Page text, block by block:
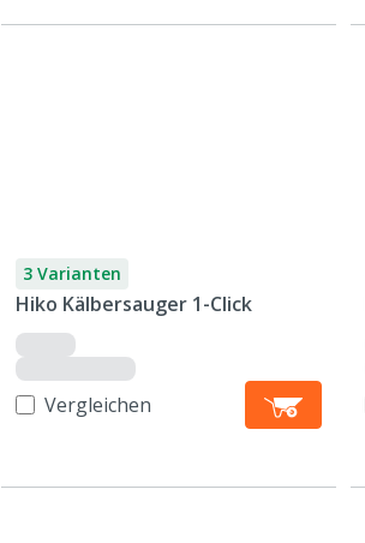
3 Varianten
Hiko Kälbersauger 1-Click
Vergleichen